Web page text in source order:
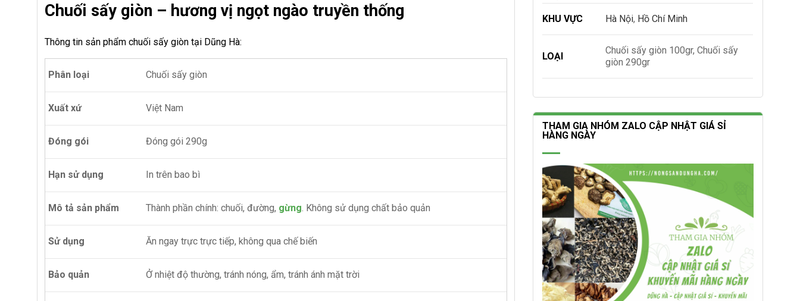
Chuối sấy giòn – hương vị ngọt ngào truyền thống
Thông tin sản phẩm chuối sấy giòn tại Dũng Hà:
Phân loại Chuối sấy giòn
Xuất xứ Việt Nam
Đóng gói Đóng gói 290g
Hạn sử dụng In trên bao bì
Mô tả sản phẩm Thành phần chính: chuối, đường, gừng . Không sử dụng chất bảo quản
Sử dụng Ăn ngay trực trực tiếp, không qua chế biến
Bảo quản Ở nhiệt độ thường, tránh nóng, ẩm, tránh ánh mặt trời
KHU VỰC Hà Nội, Hồ Chí Minh
LOẠI
Chuối sấy giòn 100gr, Chuối sấy
giòn 290gr
THAM GIA NHÓM ZALO CẬP NHẬT GIÁ SỈ
HÀNG NGÀY